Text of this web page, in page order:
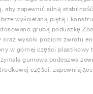
zapewnić silną
wyściełaną piętą i
grubą poduszkę
wysoki poziom zwrotu
w górnej części
gumowa podeszwa
części,